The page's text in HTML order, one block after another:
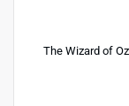
The Wizard of